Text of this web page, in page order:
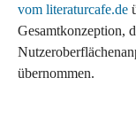
vom literaturcafe.de
Gesamtkonzeption,
übernommen.